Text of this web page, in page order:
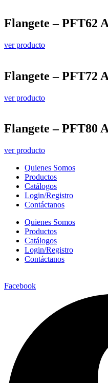
Flangete – PFT62
ver producto
Flangete – PFT72
ver producto
Flangete – PFT80
ver producto
Quienes Somos
Productos
Catálogos
Login/Registro
Contáctanos
Quienes Somos
Productos
Catálogos
Login/Registro
Contáctanos
Facebook